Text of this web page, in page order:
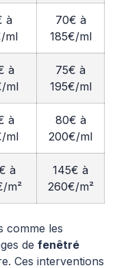
à
ml
70€ à
185€/ml
à
ml
75€ à
195€/ml
à
ml
80€ à
200€/ml
à
m²
145€ à
260€/m²
comme les
de fenêtré
Ces interventions